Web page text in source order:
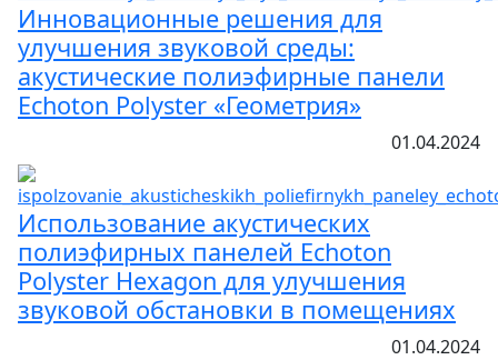
Инновационные решения для
улучшения звуковой среды:
акустические полиэфирные панели
Echoton Polyster «Геометрия»
01.04.2024
Использование акустических
полиэфирных панелей Echoton
Polyster Hexagon для улучшения
звуковой обстановки в помещениях
01.04.2024